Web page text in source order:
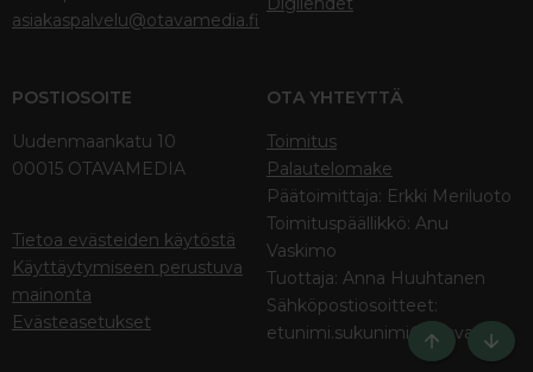
asiakaspalvelu@otavamedia.fi
POSTIOSOITE
Uudenmaankatu 10
00015 OTAVAMEDIA
Tietoa evästeiden käytöstä
Käyttäytymiseen perustuva
mainonta
Evästeasetukset
OTA YHTEYTTÄ
Toimitus
Palautelomake
Päätoimittaja: Erkki Meriluoto
Toimituspäällikkö: Anu
Vaskimo
Tuottaja: Anna Huuhtanen
Sähköpostiosoitteet:
etunimi.sukunimi@otava.fi
Ylös